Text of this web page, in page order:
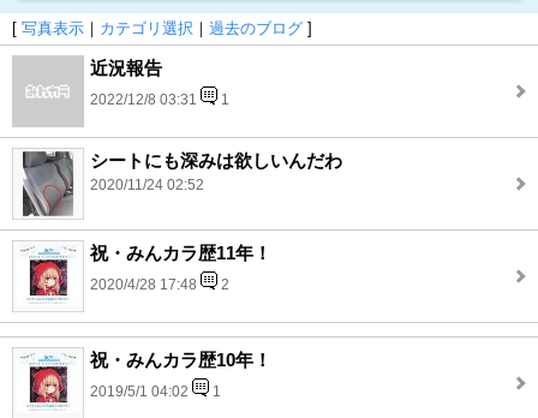
[ 写真表示 ｜ カテゴリ選択 ｜ 過去のブログ ]
近況報告
2022/12/8 03:31 1
シートにも深みは欲しいんだわ
2020/11/24 02:52
祝・みんカラ歴11年！
2020/4/28 17:48 2
祝・みんカラ歴10年！
2019/5/1 04:02 1